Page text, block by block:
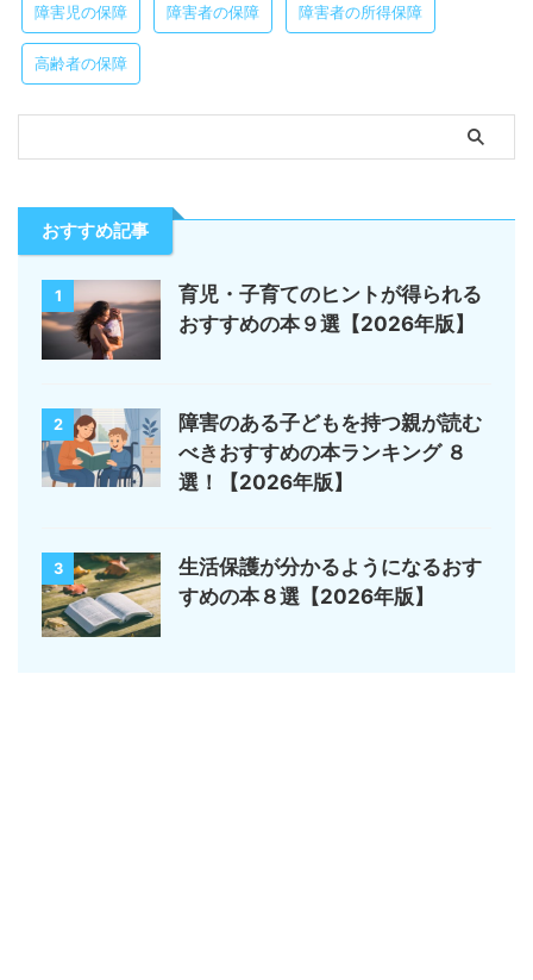
障害児の保障 障害者の保障 障害者の所得保障
高齢者の保障
おすすめ記事
1
育児・子育てのヒントが得られる
おすすめの本９選【2026年版】
2
障害のある子どもを持つ親が読む
べきおすすめの本ランキング ８
選！【2026年版】
3
生活保護が分かるようになるおす
すめの本８選【2026年版】